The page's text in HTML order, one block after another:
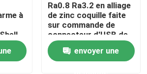
mécanique sous pression
à
Ra0.8 Ra3.2 en alliage
de zinc coquille faite
sur commande de
connecteur d'USB de
pièces de moulage
mécanique sous
pression
envoyer une